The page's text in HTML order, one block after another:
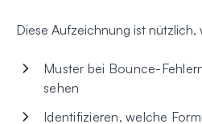
Diese Aufzeichnung ist nützlich,
Muster bei Bounce-
sehen
Identifizieren, welche